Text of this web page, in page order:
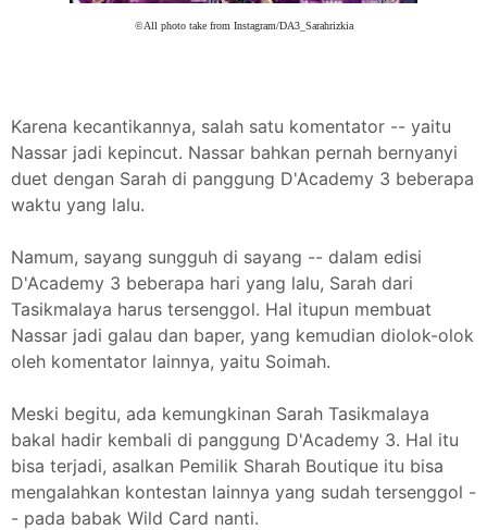
©All photo take from Instagram/DA3_Sarahrizkia
Karena kecantikannya, salah satu komentator -- yaitu
Nassar jadi kepincut. Nassar bahkan pernah bernyanyi
duet dengan Sarah di panggung D'Academy 3 beberapa
waktu yang lalu.
Namum, sayang sungguh di sayang -- dalam edisi
D'Academy 3 beberapa hari yang lalu, Sarah dari
Tasikmalaya harus tersenggol. Hal itupun membuat
Nassar jadi galau dan baper, yang kemudian diolok-olok
oleh komentator lainnya, yaitu Soimah.
Meski begitu, ada kemungkinan Sarah Tasikmalaya
bakal hadir kembali di panggung D'Academy 3. Hal itu
bisa terjadi, asalkan Pemilik Sharah Boutique itu bisa
mengalahkan kontestan lainnya yang sudah tersenggol -
- pada babak Wild Card nanti.